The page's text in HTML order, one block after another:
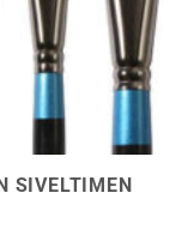
SIVELTIMEN